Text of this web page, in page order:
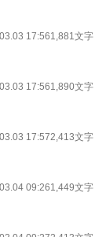
17:561,881文字
17:561,890文字
17:572,413文字
09:261,449文字